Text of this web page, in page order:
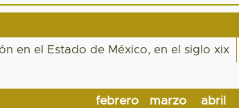
en el Estado de México, en el siglo xix
febrero
marzo
abril